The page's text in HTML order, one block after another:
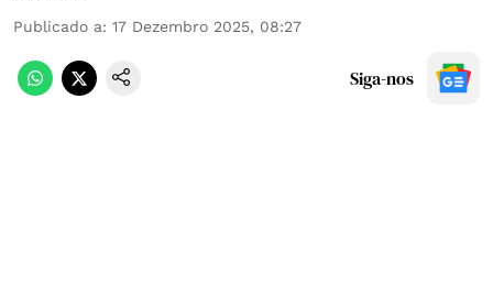
Publicado a: 17 Dezembro 2025, 08:27
Siga-nos